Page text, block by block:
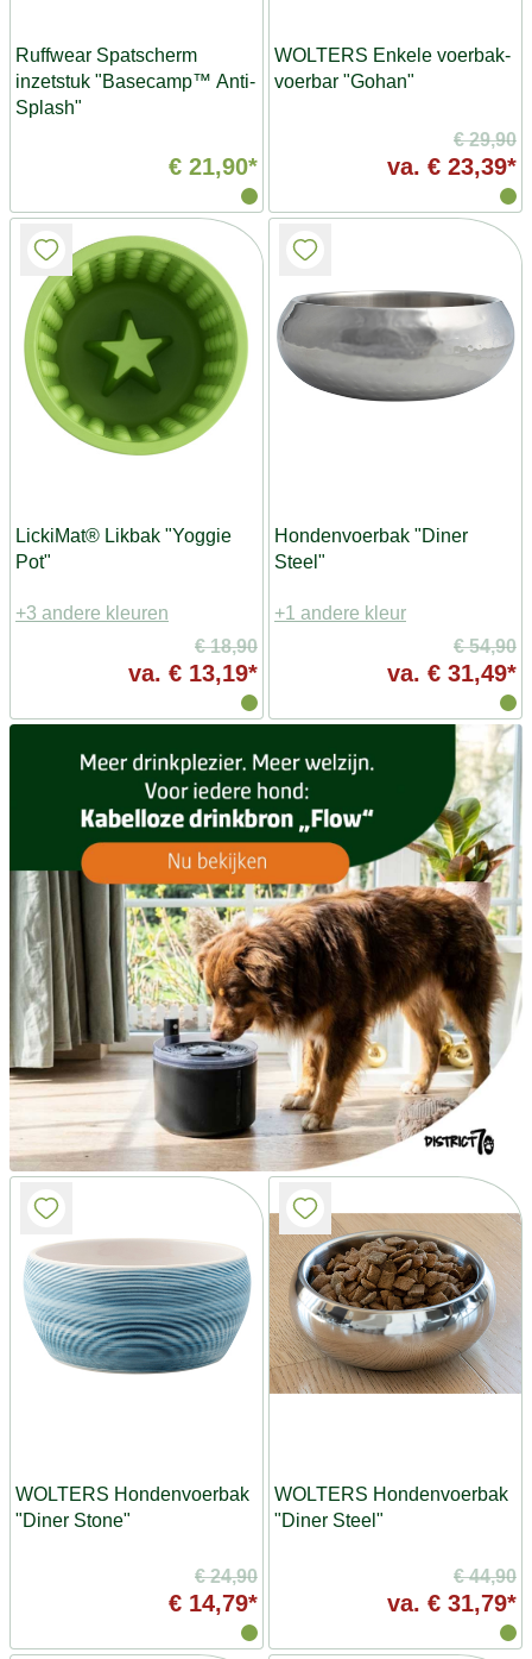
Ruffwear Spatscherm
inzetstuk "Basecamp™ Anti-
Splash"
€ 21,90*
WOLTERS Enkele voerbak-
voerbar "Gohan"
€ 29,90
va. € 23,39*
LickiMat® Likbak "Yoggie
Pot"
+3 andere kleuren
€ 18,90
va. € 13,19*
Hondenvoerbak "Diner
Steel"
+1 andere kleur
€ 54,90
va. € 31,49*
WOLTERS Hondenvoerbak
"Diner Stone"
€ 24,90
€ 14,79*
WOLTERS Hondenvoerbak
"Diner Steel"
€ 44,90
va. € 31,79*